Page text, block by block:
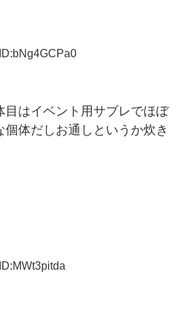
ID:bNg4GCPa0
目はイベント用サブレでほぼ
体だしお通しというか炊き
ID:MWt3pitda